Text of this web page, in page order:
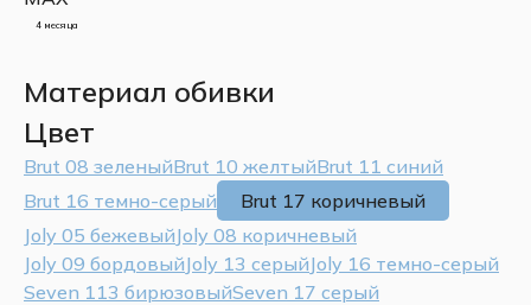
4 месяца
Материал обивки
Цвет
Brut 08 зеленыйBrut 10 желтыйBrut 11 синий
Brut 16 темно-серый
Brut 17 коричневый
Joly 05 бежевыйJoly 08 коричневый
Joly 09 бордовыйJoly 13 серыйJoly 16 темно-серый
Seven 113 бирюзовыйSeven 17 серый